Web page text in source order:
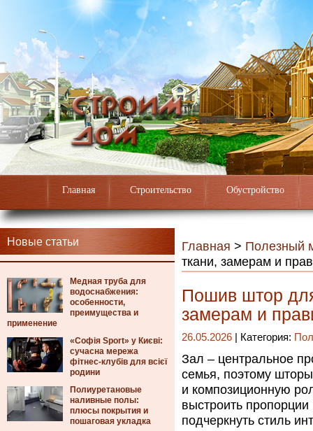
Главная Строительство Обустройство
Новые статьи
Медная труба для
водоснабжения:
особенности,
преимущества и
применение
«Софія Sport» у Києві:
сучасна мережа
фітнес-клубів для всієї
родини
Полиуретановые
наливные полы:
плюсы покрытия и
пошаговая укладка
Главная > Полезный
ткани, замерам и
Пошив штор
замерам и
26.05.2026 | Категория:
Зал – центральное
семья, поэтому
и композиционную
выстроить
подчеркнуть стиль